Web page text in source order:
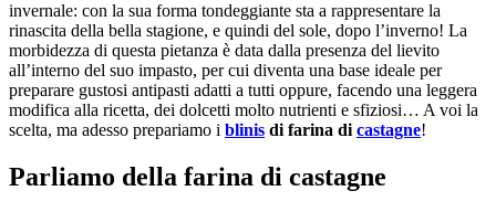
invernale: con la sua forma tondeggiante sta a rappresentare la
rinascita della bella stagione, e quindi del sole, dopo l’inverno! La
morbidezza di questa pietanza è data dalla presenza del lievito
all’interno del suo impasto, per cui diventa una base ideale per
preparare gustosi antipasti adatti a tutti oppure, facendo una leggera
modifica alla ricetta, dei dolcetti molto nutrienti e sfiziosi… A voi la
scelta, ma adesso prepariamo i blinis di farina di castagne!
Parliamo della farina di castagne